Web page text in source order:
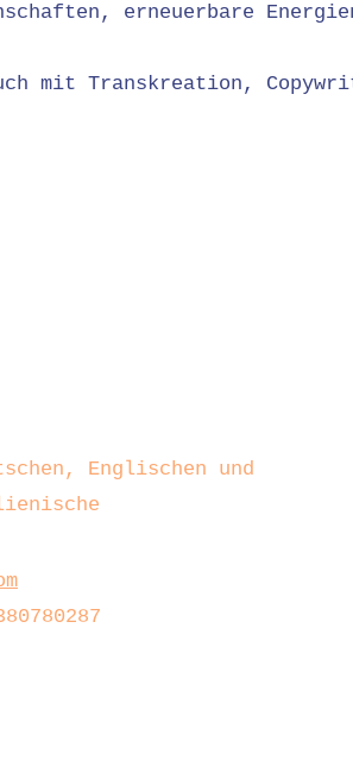
erneuerbare
mit Transkreation,
Englischen und